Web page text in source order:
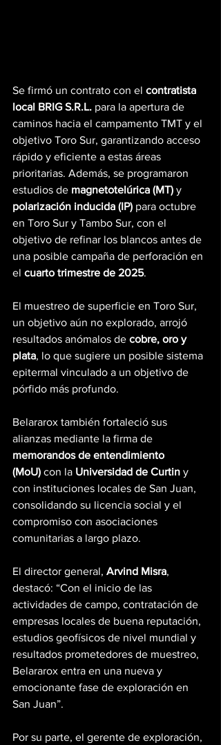
Se firmó un contrato con el contratista
local BRIG S.R.L. para la apertura de
caminos hacia el campamento TMT y el
objetivo Toro Sur, garantizando acceso
rápido y eficiente a estas áreas
prioritarias. Además, se programaron
estudios de magnetotelúrica (MT) y
polarización inducida (IP) para octubre
en Toro Sur y Tambo Sur, con el
objetivo de refinar los blancos antes de
una posible campaña de perforación en
el cuarto trimestre de 2025.
El muestreo de superficie en Toro Sur,
un objetivo aún no explorado, arrojó
resultados anómalos de cobre, oro y
plata, lo que sugiere un posible sistema
epitermal vinculado a un objetivo de
pórfido más profundo.
Belararox también fortaleció sus
alianzas mediante la firma de
memorandos de entendimiento
(MoU) con la Universidad de Curtin y
con instituciones locales de San Juan,
consolidando su licencia social y el
compromiso con asociaciones
comunitarias a largo plazo.
El director general, Arvind Misra,
destacó: “Con el inicio de las
actividades de campo, contratación de
empresas locales de buena reputación,
estudios geofísicos de nivel mundial y
resultados prometedores de muestreo,
Belararox entra en una nueva y
emocionante fase de exploración en
San Juan”.
Por su parte, el gerente de exploración,